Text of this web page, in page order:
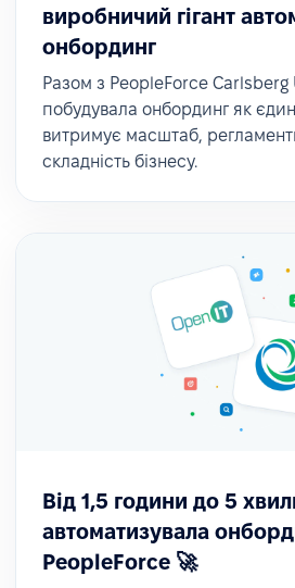
виробничий гігант
онбординг
Разом з PeopleForce Carlsberg
побудувала онбординг як
витримує масштаб,
складність бізнесу.
Від 1,5 години до 5
автоматизувала
PeopleForce 🚀